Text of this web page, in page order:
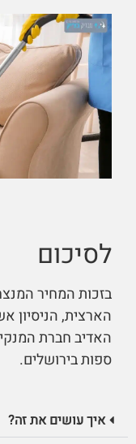
לסיכום
בזכות המחיר
הארצית, הניסיון
האדיב חברת
ספות בירושלים.
איך עושים את זה?